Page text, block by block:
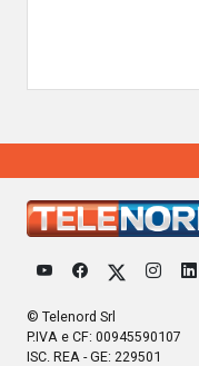
© Telenord Srl
P.IVA e CF: 00945590107
ISC. REA - GE: 229501